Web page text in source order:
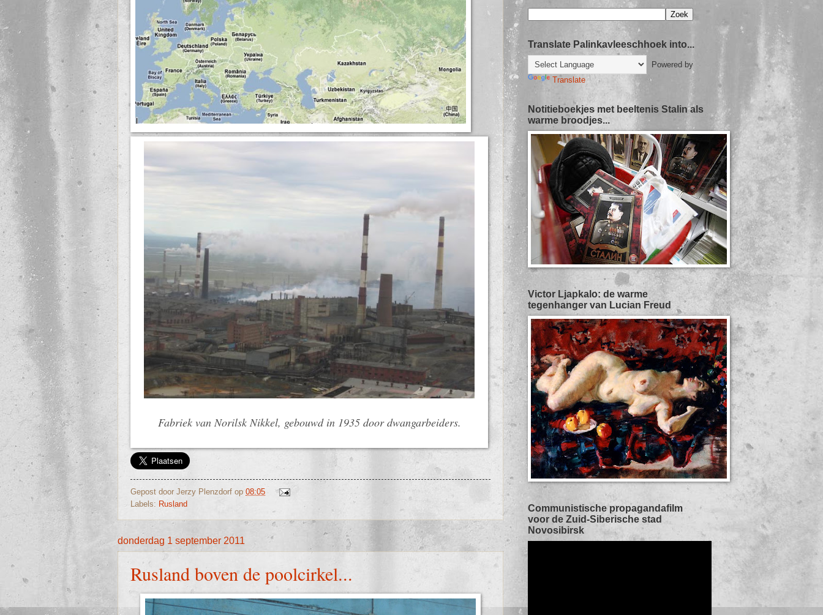
Fabriek van Norilsk Nikkel, gebouwd in 1935 door dwangarbeiders.
Gepost door Jerzy Plenzdorf op 08:05
Labels: Rusland
donderdag 1 september 2011
Rusland boven de poolcirkel...
Translate Palinkavleeschhoek into...
Powered by
Translate
Notitieboekjes met beeltenis Stalin als
warme broodjes...
Victor Ljapkalo: de warme
tegenhanger van Lucian Freud
Communistische propagandafilm
voor de Zuid-Siberische stad
Novosibirsk